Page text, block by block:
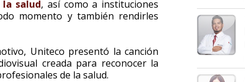
salud, así como a instituciones
momento y también rendirles
Uniteco presentó la canción
creada para reconocer la
de la salud.